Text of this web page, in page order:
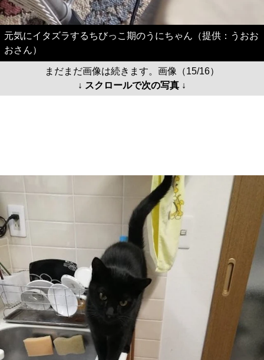
元気にイタズラするちびっこ期のうにちゃん（提供：うおお
おさん）
まだまだ画像は続きます。画像（15/16）
↓ スクロールで次の写真 ↓